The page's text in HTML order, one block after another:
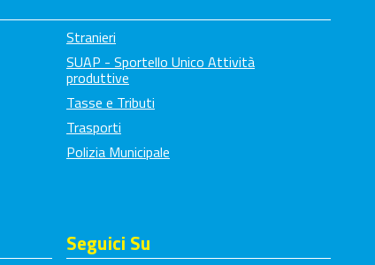
Stranieri
SUAP - Sportello Unico Attività
produttive
Tasse e Tributi
Trasporti
Polizia Municipale
Seguici Su